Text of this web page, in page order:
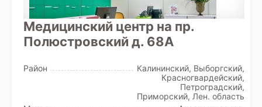
Медицинский центр на пр.
Полюстровский д. 68А
Район
Калининский, Выборгский,
Красногвардейский,
Петроградский,
Приморский, Лен. область